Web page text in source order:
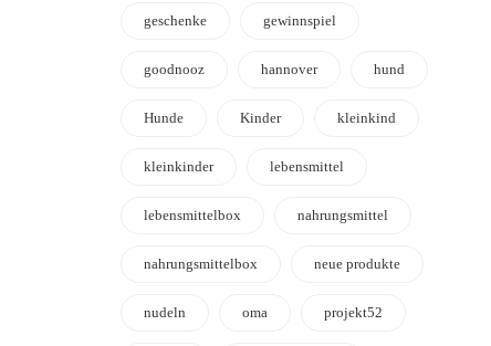
geschenke gewinnspiel
goodnooz hannover hund
Hunde Kinder kleinkind
kleinkinder lebensmittel
lebensmittelbox nahrungsmittel
nahrungsmittelbox neue produkte
nudeln oma projekt52